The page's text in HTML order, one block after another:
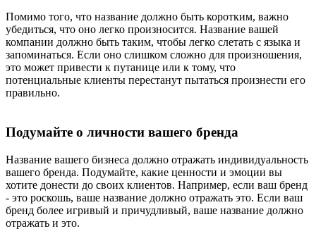
Помимо того, что название должно быть коротким, важно
убедиться, что оно легко произносится. Название вашей
компании должно быть таким, чтобы легко слетать с языка и
запоминаться. Если оно слишком сложно для произношения,
это может привести к путанице или к тому, что
потенциальные клиенты перестанут пытаться произнести его
правильно.
Подумайте о личности вашего бренда
Название вашего бизнеса должно отражать индивидуальность
вашего бренда. Подумайте, какие ценности и эмоции вы
хотите донести до своих клиентов. Например, если ваш бренд
- это роскошь, ваше название должно отражать это. Если ваш
бренд более игривый и причудливый, ваше название должно
отражать и это.